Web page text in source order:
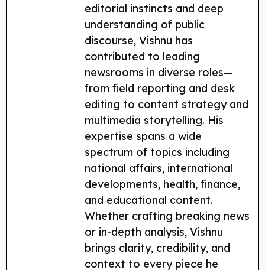
editorial instincts and deep
understanding of public
discourse, Vishnu has
contributed to leading
newsrooms in diverse roles—
from field reporting and desk
editing to content strategy and
multimedia storytelling. His
expertise spans a wide
spectrum of topics including
national affairs, international
developments, health, finance,
and educational content.
Whether crafting breaking news
or in-depth analysis, Vishnu
brings clarity, credibility, and
context to every piece he